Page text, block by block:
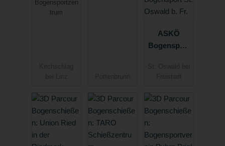
Bogensportzen
trum
ASKÖ
Bogensport